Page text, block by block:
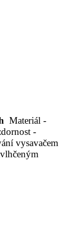
Materiál -
-
vysavačem